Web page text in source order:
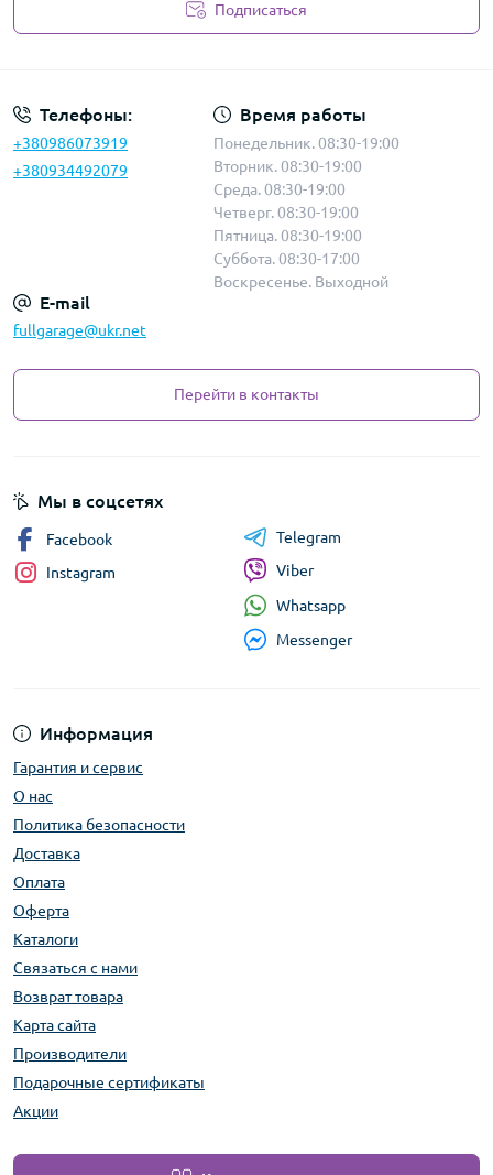
Подписаться
Телефоны:
+380986073919
+380934492079
Время работы
Понедельник. 08:30-19:00
Вторник. 08:30-19:00
Среда. 08:30-19:00
Четверг. 08:30-19:00
Пятница. 08:30-19:00
Суббота. 08:30-17:00
Воскресенье. Выходной
E-mail
fullgarage@ukr.net
Перейти в контакты
Информация
Гарантия и сервис
О нас
Политика безопасности
Доставка
Оплата
Оферта
Каталоги
Связаться с нами
Возврат товара
Карта сайта
Производители
Подарочные сертификаты
Акции
Мы в соцсетях
Facebook
Instagram
Telegram
Viber
Whatsapp
Messenger